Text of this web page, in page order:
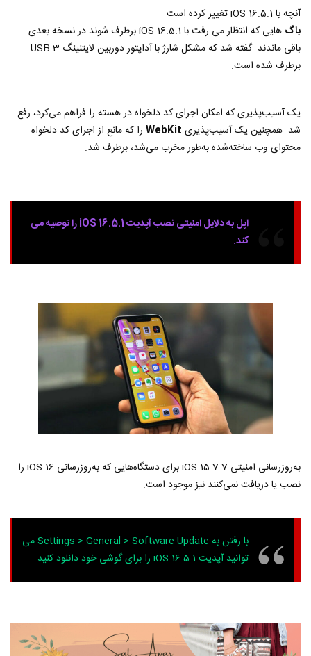
آنچه با iOS 16.5.1 تغییر کرده است
باگ
هایی که انتظار می رفت با iOS 16.5.1 برطرف شوند در نسخه بعدی
باقی ماندند. گفته شد که مشکل شارژ با آداپتور دوربین لایتنینگ USB 3
برطرف شده است.
یک آسیب‌پذیری که امکان اجرای کد دلخواه در هسته را فراهم می‌کرد، رفع
شد. همچنین یک آسیب‌پذیری WebKit را که مانع از اجرای کد دلخواه
محتوای وب ساخته‌شده به‌طور مخرب می‌شد، برطرف شد.
اپل به دلایل امنیتی نصب آپدیت iOS 16.5.1 را توصیه می
کند.
به‌روزرسانی امنیتی iOS 15.7.7 برای دستگاه‌هایی که به‌روزرسانی iOS 16 را
نصب یا دریافت نمی‌کنند نیز موجود است.
با رفتن به Settings > General > Software Update می
توانید آپدیت iOS 16.5.1 را برای گوشی خود دانلود کنید.